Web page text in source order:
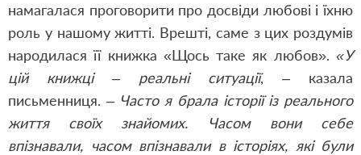
намагалася проговорити про досвіди любові і їхню
роль у нашому житті. Врешті, саме з цих роздумів
народилася її книжка «Щось таке як любов». «У
цій книжці – реальні ситуації, – казала
письменниця. – Часто я брала історії із реального
життя своїх знайомих. Часом вони себе
впізнавали, часом впізнавали в історіях, які були